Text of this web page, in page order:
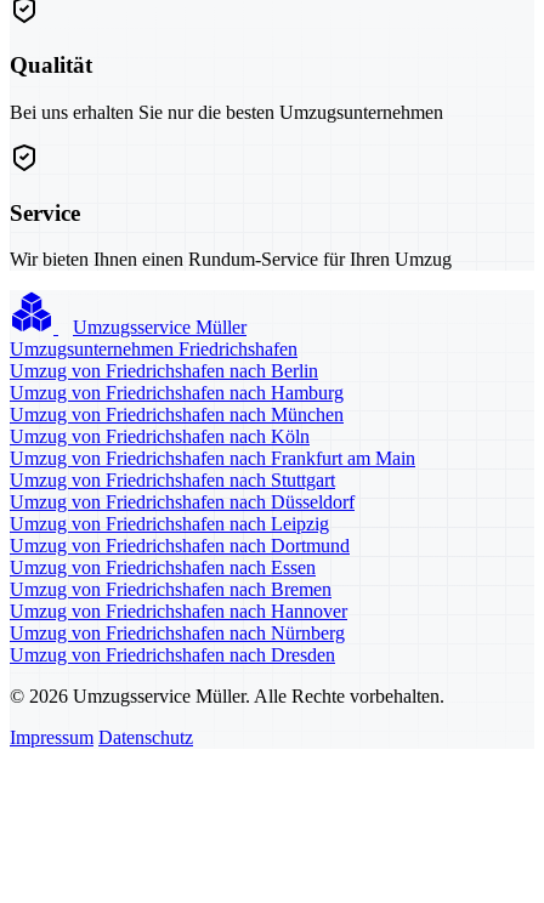
Qualität
Bei uns erhalten Sie nur die besten Umzugsunternehmen
Service
Wir bieten Ihnen einen Rundum-Service für Ihren Umzug
Umzugsservice Müller
Umzugsunternehmen Friedrichshafen
Umzug von Friedrichshafen nach Berlin
Umzug von Friedrichshafen nach Hamburg
Umzug von Friedrichshafen nach München
Umzug von Friedrichshafen nach Köln
Umzug von Friedrichshafen nach Frankfurt am Main
Umzug von Friedrichshafen nach Stuttgart
Umzug von Friedrichshafen nach Düsseldorf
Umzug von Friedrichshafen nach Leipzig
Umzug von Friedrichshafen nach Dortmund
Umzug von Friedrichshafen nach Essen
Umzug von Friedrichshafen nach Bremen
Umzug von Friedrichshafen nach Hannover
Umzug von Friedrichshafen nach Nürnberg
Umzug von Friedrichshafen nach Dresden
© 2026 Umzugsservice Müller. Alle Rechte vorbehalten.
Impressum Datenschutz